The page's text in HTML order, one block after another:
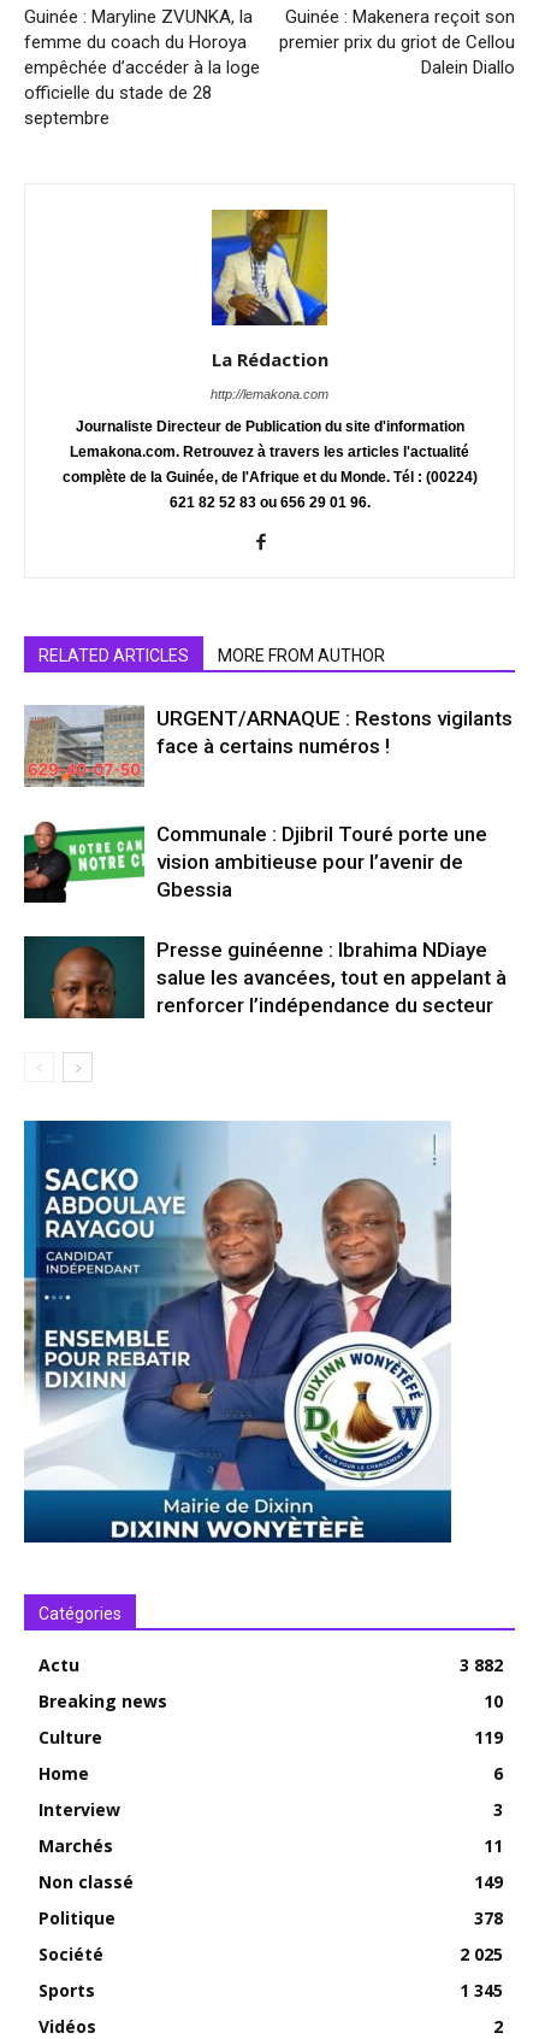
Guinée : Maryline ZVUNKA, la
femme du coach du Horoya
empêchée d’accéder à la loge
officielle du stade de 28
septembre
Guinée : Makenera reçoit son
premier prix du griot de Cellou
Dalein Diallo
La Rédaction
http://lemakona.com
Journaliste Directeur de Publication du site d'information
Lemakona.com. Retrouvez à travers les articles l'actualité
complète de la Guinée, de l'Afrique et du Monde. Tél : (00224)
621 82 52 83 ou 656 29 01 96.
RELATED ARTICLES MORE FROM AUTHOR
URGENT/ARNAQUE : Restons vigilants
face à certains numéros !
Communale : Djibril Touré porte une
vision ambitieuse pour l’avenir de
Gbessia
Presse guinéenne : Ibrahima NDiaye
salue les avancées, tout en appelant à
renforcer l’indépendance du secteur
Catégories
Actu
3 882
Breaking news
10
Culture
119
Home
6
Interview
3
Marchés
11
Non classé
149
Politique
378
Société
2 025
Sports
1 345
Vidéos
2